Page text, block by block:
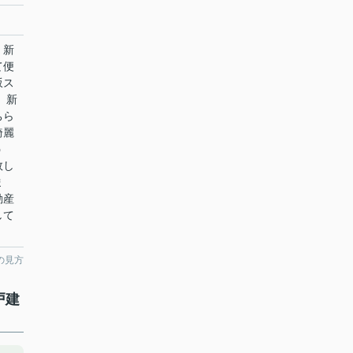
新
便
新
麗
産
て
見方
建